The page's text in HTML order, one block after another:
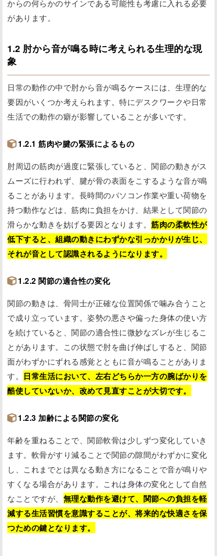
からの何らかのサインである可能性も考慮に入れる必要
があります。
1.2 肘から音が鳴る時に考えられる生理的な現
象
日常の動作の中で肘から音が鳴るケースには、生理的な
要因がいくつか考えられます。特にデスクワークや日常
生活での動作の癖が影響していることが多いです。
1.2.1 筋肉や腱の緊張によるもの
肘周辺の筋肉が過度に緊張していると、関節の動きがス
ムーズに行われず、腱が骨の表面をこするような音が鳴
ることがあります。長時間のパソコン作業や重い荷物を
持つ動作などは、筋肉に負担をかけ、結果として関節の
滑らかな動きを妨げる要因となります。 筋肉の柔軟性が
低下すると、組織の動きにわずかな引っかかりが生じ、
それが音として認識されるようになります。
1.2.2 関節の適合性の変化
関節の動きは、骨同士が正確な位置関係で噛み合うこと
で成り立っています。姿勢の悪さや偏った身体の使い方
を続けていると、関節の適合性に微妙なズレが生じるこ
とがあります。この状態で肘を曲げ伸ばしすると、関節
面がわずかにずれる感覚とともに音が鳴ることがありま
す。 日常生活において、左右どちらか一方の腕ばかりを
酷使していないか、改めて見直すことが大切です。
1.2.3 加齢による関節の変化
年齢を重ねることで、関節軟骨は少しずつ変化していき
ます。軟骨がすり減ることで関節の隙間がわずかに変化
し、これまでとは異なる動き方になることで音が鳴りや
すくなる場合があります。これは身体の変化として自然
なことですが、 無理な動作を避けて、関節への負担を軽
減する生活習慣を意識することが、将来的な快適さを保
つための鍵となります。